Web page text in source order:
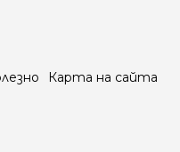
Карта на сайта